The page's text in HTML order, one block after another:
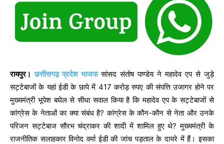
रायपुर। छत्तीसगढ़ प्रदेश भाजपासांसद संतोष पाण्डेय ने महादेव एप से जुड़े
सट्टेबाजों के यहां ईडी के छापे में 417 करोड़ रुपए की संपत्ति उजागर होने पर
मुख्यमंत्री भूपेश बघेल से सीधा सवाल किया है कि महादेव एप के सट्टेबाजों से
कांग्रेस के नेताओं का क्या संबंध है? कांग्रेस के कौन-कौन से नेता और उनके
परिजन सट्टेबाज सौरभ चंद्राकर की शादी में शामिल हुए थे? मुख्यमंत्री के
राजनीतिक सलाहकार विनोद वर्मा ईडी की जांच पड़ताल के दायरे में हैं। इसका